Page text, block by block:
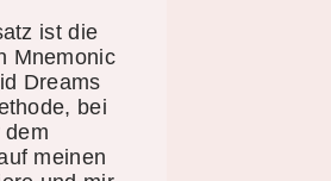
ist die
Mnemonic
Dreams
bei
dem
meinen